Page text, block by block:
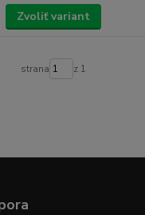
Zvoliť variant
strana z 1